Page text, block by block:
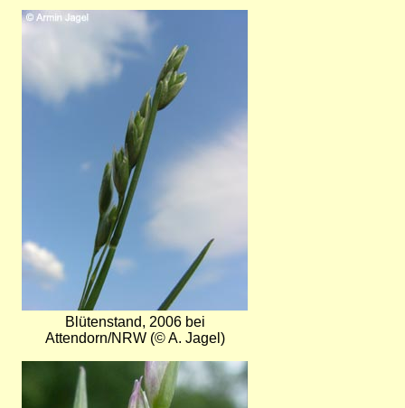
Bild
Blütenstand, 2006 bei
Attendorn/NRW (© A. Jagel)